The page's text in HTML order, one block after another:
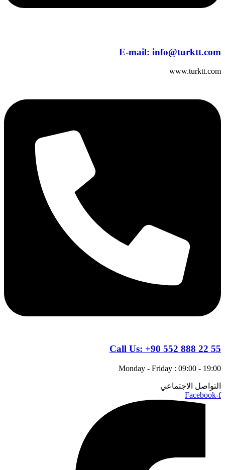
E-mail: info@turktt.com
www.turktt.com
Call Us: +90 552 888 22 55
Monday - Friday : 09:00 - 19:00
التواصل الاجتماعي
Facebook-f